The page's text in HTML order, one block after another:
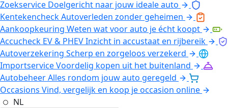
Zoekservice Doelgericht naar jouw ideale auto
KentekencheckAutoverleden zonder geheimen
Aankoopkeuring Weten wat voor auto je écht koopt
Accucheck EV & PHEVInzicht in accustaat en rijbereik
Autoverzekering Scherp en zorgeloos verzekerd
ImportserviceVoordelig kopen uit het buitenland
AutobeheerAlles rondom jouw auto geregeld
Occasions Vind, vergelijk en koop je occasion online
NL